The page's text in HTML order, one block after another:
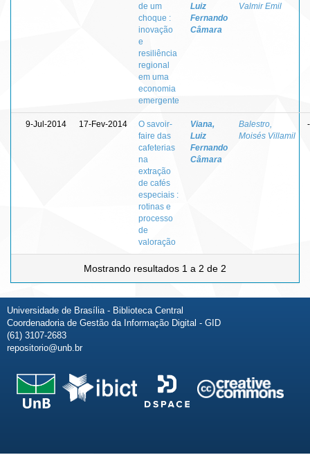
de um
choque :
inovação
e
resiliência
regional
em uma
economia
emergente
Luiz
Fernando
Câmara
Valmir Emil
9-Jul-2014 17-Fev-2014
O savoir-
faire das
cafeterias
na
extração
de cafés
especiais :
rotinas e
processo
de
valoração
Viana,
Luiz
Fernando
Câmara
Balestro,
Moisés Villamil
-
Mostrando resultados 1 a 2 de 2
Universidade de Brasília - Biblioteca Central
Coordenadoria de Gestão da Informação Digital - GID
(61) 3107-2683
repositorio@unb.br